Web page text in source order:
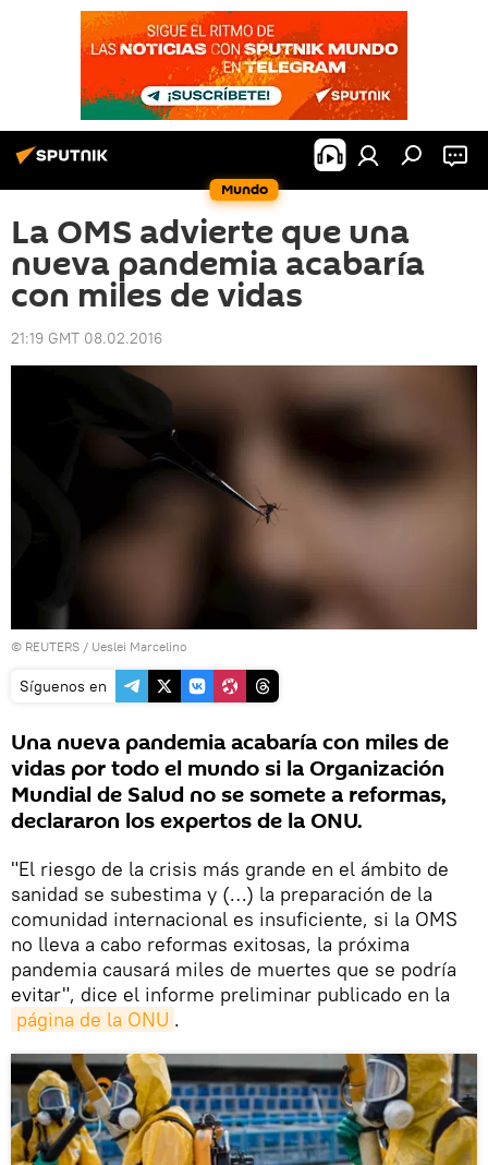
Mundo
La OMS advierte que una
nueva pandemia acabaría
con miles de vidas
21:19 GMT 08.02.2016
© REUTERS / Ueslei Marcelino
Síguenos en
Una nueva pandemia acabaría con miles de
vidas por todo el mundo si la Organización
Mundial de Salud no se somete a reformas,
declararon los expertos de la ONU.
"El riesgo de la crisis más grande en el ámbito de
sanidad se subestima y (…) la preparación de la
comunidad internacional es insuficiente, si la OMS
no lleva a cabo reformas exitosas, la próxima
pandemia causará miles de muertes que se podría
evitar", dice el informe preliminar publicado en la
página de la ONU .